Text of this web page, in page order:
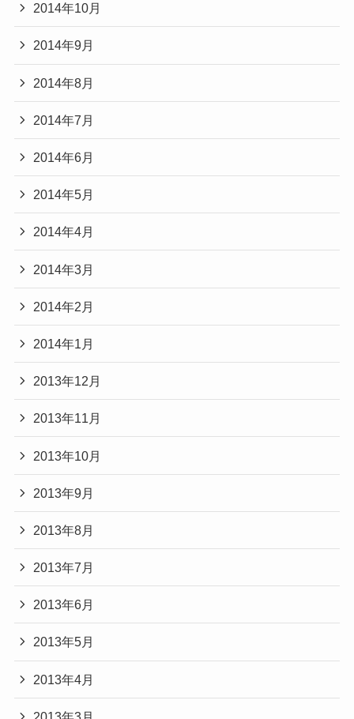
2014年10月
2014年9月
2014年8月
2014年7月
2014年6月
2014年5月
2014年4月
2014年3月
2014年2月
2014年1月
2013年12月
2013年11月
2013年10月
2013年9月
2013年8月
2013年7月
2013年6月
2013年5月
2013年4月